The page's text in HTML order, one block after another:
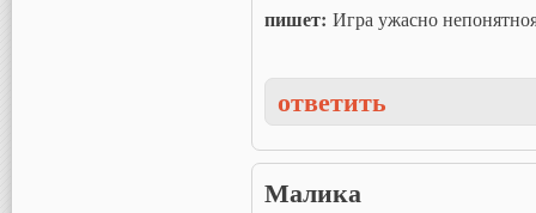
пишет: Игра ужасно
ответить
Малика